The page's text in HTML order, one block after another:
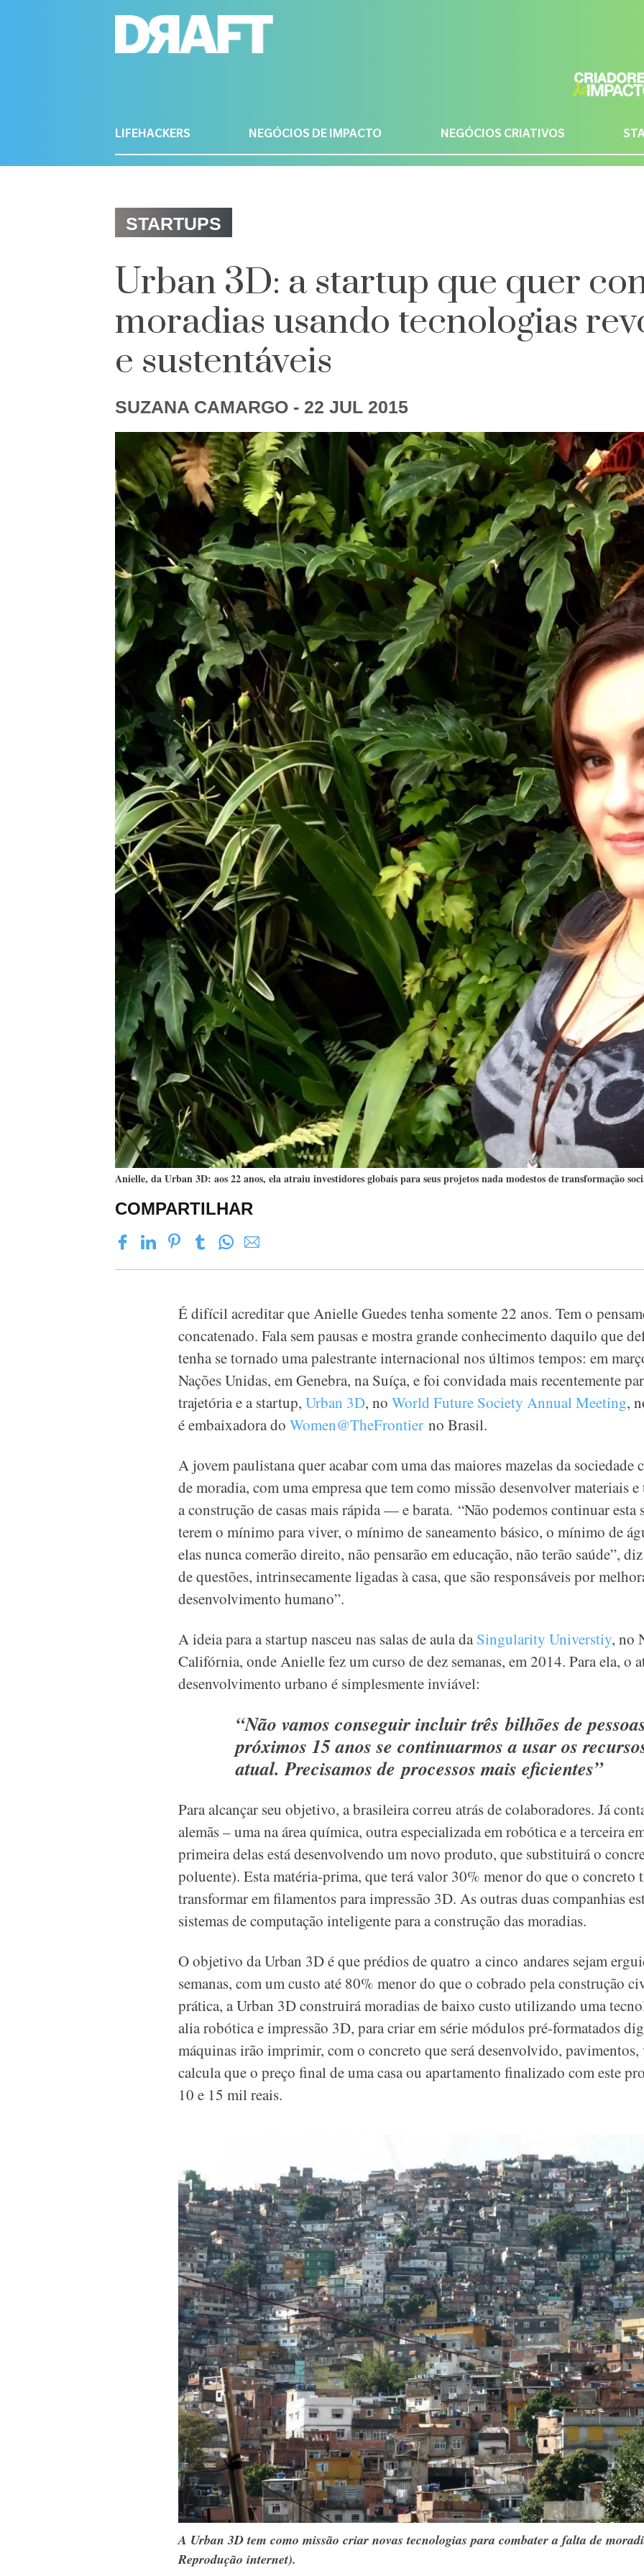
LIFEHACKERS NEGÓCIOS DE IMPACTO NEGÓCIOS CRIATIVOS
STARTUPS
Urban 3D: a startup que quer
moradias usando tecnologias
e sustentáveis
SUZANA CAMARGO - 22 JUL 2015
Anielle, da Urban 3D: aos 22 anos, ela atraiu investidores globais para seus projetos nada modestos de transformação
COMPARTILHAR
É difícil acreditar que Anielle Guedes tenha somente 22 anos. Tem o
concatenado. Fala sem pausas e mostra grande conhecimento daquilo que
tenha se tornado uma palestrante internacional nos últimos tempos: em
Nações Unidas, em Genebra, na Suíça, e foi convidada mais recentemente
trajetória e a startup, Urban 3D, no World Future Society Annual Meeting,
é embaixadora do Women@TheFrontierno Brasil.
A jovem paulistana quer acabar com uma das maiores mazelas da
de moradia, com uma empresa que tem como missão desenvolver materiais
a construção de casas mais rápida — e barata. “Não podemos continuar esta
terem o mínimo para viver, o mínimo de saneamento básico, o mínimo de
elas nunca comerão direito, não pensarão em educação, não terão saúde”,
de questões, intrinsecamente ligadas à casa, que são responsáveis por
desenvolvimento humano”.
A ideia para a startup nasceu nas salas de aula daSingularity Universtiy, no
Califórnia, onde Anielle fez um curso de dez semanas, em 2014. Para ela, o
desenvolvimento urbano é simplesmente inviável:
“Não vamos conseguir incluir três bilhões de
próximos 15 anos se continuarmos a usar os
atual. Precisamos de processos mais eficientes”
Para alcançar seu objetivo, a brasileira correu atrás de colaboradores. Já
alemãs – uma na área química, outra especializada em robótica e a terceira
primeira delas está desenvolvendo um novo produto, que substituirá o
poluente). Esta matéria-prima, que terá valor 30% menor do que o concreto
transformar em filamentos para impressão 3D. As outras duas companhias
sistemas de computação inteligente para a construção das moradias.
O objetivo da Urban 3D é que prédios de quatro a cinco andares sejam
semanas, com um custo até 80% menor do que o cobrado pela construção
prática, a Urban 3D construirá moradias de baixo custo utilizando uma
alia robótica e impressão 3D, para criar em série módulos pré-formatados
máquinas irão imprimir, com o concreto que será desenvolvido,
calcula que o preço final de uma casa ou apartamento finalizado com este
10 e 15 mil reais.
A Urban 3D tem como missão criar novas tecnologias para combater a falta de
Reprodução internet).